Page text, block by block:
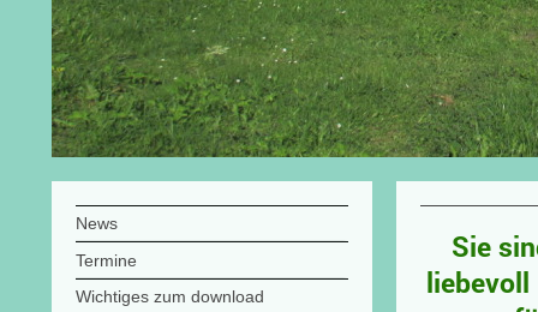
Sie
News
Termine
Wichtiges zum download